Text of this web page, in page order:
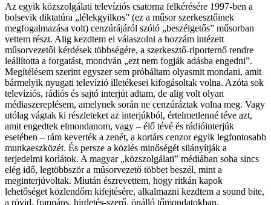
Az egyik közszolgálati televíziós csatorna felkérésére 1997-ben a
bolsevik diktatúra „lélekgyilkos” (ez a műsor szerkesztőinek
megfogalmazása volt) cenzúrájáról szóló „beszélgetős” műsorban
vettem részt. Alig kezdtem el válaszolni a hozzám intézett
műsorvezetői kérdések többségére, a szerkesztő-riporternő rendre
leállította a forgatást, mondván „ezt nem fogják adásba engedni”.
Megítélésem szerint egyszer sem próbáltam olyasmit mondani, amit
bármelyik nyugati televízió illetékesei kifogásoltak volna. Azóta sok
televíziós, rádiós és sajtó interjút adtam, de alig volt olyan
médiaszereplésem, amelynek során ne cenzúráztak volna meg. Vagy
utólag vágtak ki részleteket az interjúkból, értelmetlenné téve azt,
amit engedtek elmondanom, vagy – élő tévé és rádióinterjúk
esetében – rám keverték a zenét, a kortárs cenzor egyik legfontosabb
munkaeszközét. És persze a közlés minőségét silányítják a
terjedelmi korlátok. A magyar „közszolgálati” médiában soha sincs
elég idő, legtöbbször a műsorvezető többet beszél, mint a
meginterjúvoltak. Miután észrevettem, hogy ritkán kapok
lehetőséget közlendőm kifejtésére, alkalmazni kezdtem a sound bite,
a rövid, frappáns, hirdetés-szerű, önálló tőmondatokban,